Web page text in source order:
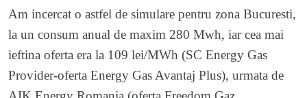
Am incercat o astfel de simulare pentru zona Bucuresti,
la un consum anual de maxim 280 Mwh, iar cea mai
ieftina oferta era la 109 lei/MWh (SC Energy Gas
Provider-oferta Energy Gas Avantaj Plus), urmata de